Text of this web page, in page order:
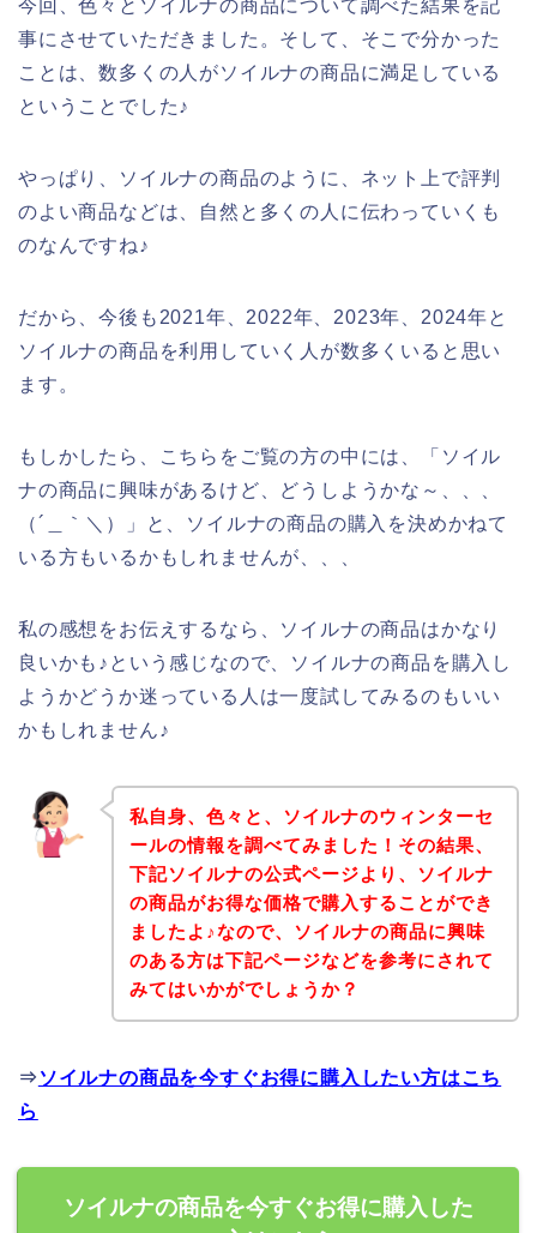
今回、色々とソイルナの商品について調べた結果を記
事にさせていただきました。そして、そこで分かった
ことは、数多くの人がソイルナの商品に満足している
ということでした♪
やっぱり、ソイルナの商品のように、ネット上で評判
のよい商品などは、自然と多くの人に伝わっていくも
のなんですね♪
だから、今後も2021年、2022年、2023年、2024年と
ソイルナの商品を利用していく人が数多くいると思い
ます。
もしかしたら、こちらをご覧の方の中には、「ソイル
ナの商品に興味があるけど、どうしようかな～、、、
（´＿｀＼）」と、ソイルナの商品の購入を決めかねて
いる方もいるかもしれませんが、、、
私の感想をお伝えするなら、ソイルナの商品はかなり
良いかも♪という感じなので、ソイルナの商品を購入し
ようかどうか迷っている人は一度試してみるのもいい
かもしれません♪
私自身、色々と、ソイルナのウィンターセ
ールの情報を調べてみました！その結果、
下記ソイルナの公式ページより、ソイルナ
の商品がお得な価格で購入することができ
ましたよ♪なので、ソイルナの商品に興味
のある方は下記ページなどを参考にされて
みてはいかがでしょうか？
⇒ ソイルナの商品を今すぐお得に購入したい方はこち
ら
ソイルナの商品を今すぐお得に購入した